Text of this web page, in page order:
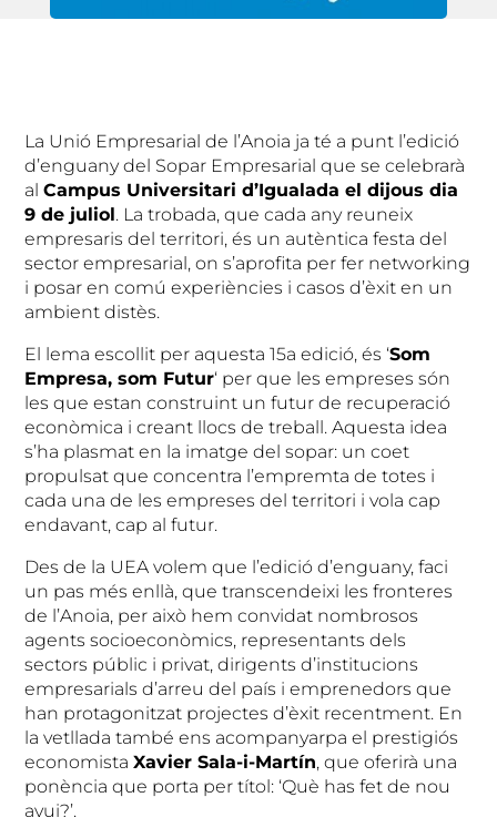
La Unió Empresarial de l’Anoia ja té a punt l’edició
d’enguany del Sopar Empresarial que se celebrarà
alCampus Universitari d’Igualada el dijous dia
9 de juliol. La trobada, que cada any reuneix
empresaris del territori, és un autèntica festa del
sector empresarial, on s’aprofita per fer networking
i posar en comú experiències i casos d’èxit en un
ambient distès.
El lema escollit per aquesta 15a edició, és ‘Som
Empresa, som Futur‘ per que les empreses són
les que estan construint un futur de recuperació
econòmica i creant llocs de treball. Aquesta idea
s’ha plasmat en la imatge del sopar: un coet
propulsat que concentra l’empremta de totes i
cada una de les empreses del territori i vola cap
endavant, cap al futur.
Des de la UEA volem que l’edició d’enguany, faci
un pas més enllà, que transcendeixi les fronteres
de l’Anoia, per això hem convidat nombrosos
agents socioeconòmics, representants dels
sectors públic i privat, dirigents d’institucions
empresarials d’arreu del país i emprenedors que
han protagonitzat projectes d’èxit recentment. En
la vetllada també ens acompanyarpa el prestigiós
economistaXavier Sala-i-Martín, que oferirà una
ponència que porta per títol: ‘Què has fet de nou
avui?’.